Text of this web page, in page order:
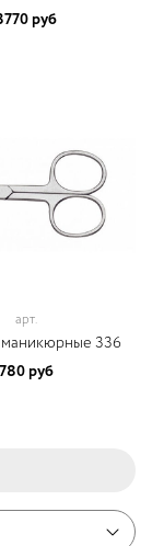
руб
арт.
336
780 руб